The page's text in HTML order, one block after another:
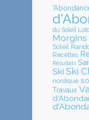
du Soleil
Morgins
Soleil
Recettes
Résultats
Ski Ski
nordique
Travaux